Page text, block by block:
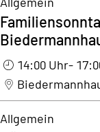
14:00 Uhr-
Allgemein